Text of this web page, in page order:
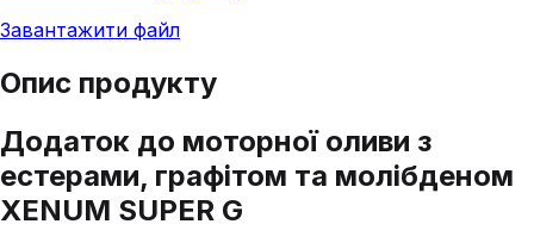
Завантажити файл
Опис продукту
Додаток до моторної оливи з
естерами, графітом та молібденом
XENUM SUPER G